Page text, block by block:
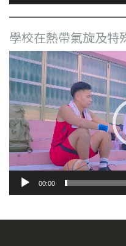
學校在熱帶氣旋及特
視
訊
播
放
器
00:00